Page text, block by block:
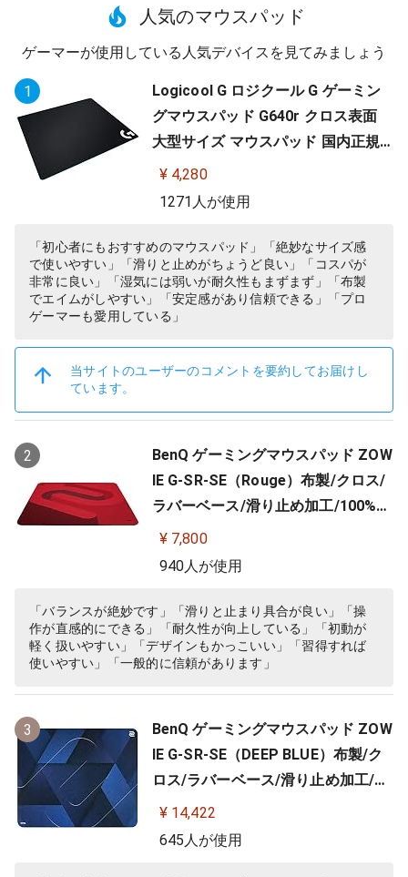
人気のマウスパッド
ゲーマーが使用している人気デバイスを見てみましょう
1
Logicool G ロジクール G ゲーミン
グマウスパッド G640r クロス表面
大型サイズ マウスパッド 国内正規
品
¥ 4,280
1271人が使用
「初心者にもおすすめのマウスパッド」「絶妙なサイズ感
で使いやすい」「滑りと止めがちょうど良い」「コスパが
非常に良い」「湿気には弱いが耐久性もまずまず」「布製
でエイムがしやすい」「安定感があり信頼できる」「プロ
ゲーマーも愛用している」
当サイトのユーザーのコメントを要約してお届けし
ています。
2
BenQ ゲーミングマウスパッド ZOW
IE G-SR-SE（Rouge）布製/クロス/
ラバーベース/滑り止め加工/100%フ
ルフラット/3.5mm
¥ 7,800
940人が使用
「バランスが絶妙です」「滑りと止まり具合が良い」「操
作が直感的にできる」「耐久性が向上している」「初動が
軽く扱いやすい」「デザインもかっこいい」「習得すれば
使いやすい」「一般的に信頼があります」
3
BenQ ゲーミングマウスパッド ZOW
IE G-SR-SE（DEEP BLUE）布製/ク
ロス/ラバーベース/滑り止め加工/10
0%フルフラット/3.5ｍｍ
¥ 14,422
645人が使用